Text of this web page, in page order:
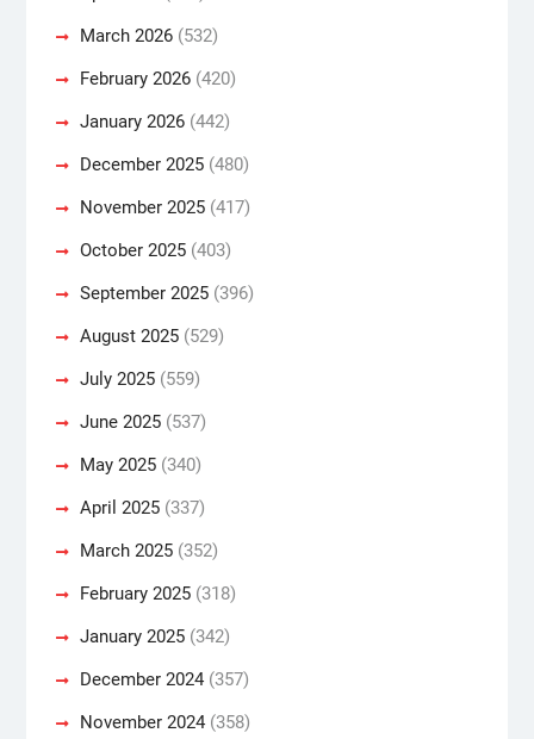
March 2026(532)
February 2026(420)
January 2026(442)
December 2025(480)
November 2025(417)
October 2025(403)
September 2025(396)
August 2025(529)
July 2025(559)
June 2025(537)
May 2025(340)
April 2025(337)
March 2025(352)
February 2025(318)
January 2025(342)
December 2024(357)
November 2024(358)